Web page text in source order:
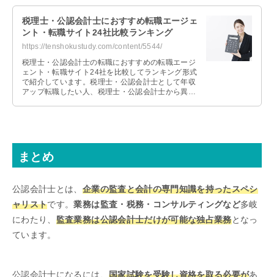
税理士・公認会計士におすすめ転職エージェ
ント・転職サイト24社比較ランキング
https://tenshokustudy.com/content/5544/
税理士・公認会計士の転職におすすめの転職エージ
ェント・転職サイト24社を比較してランキング形式
で紹介しています。税理士・公認会計士として年収
アップ転職したい人、税理士・公認会計士から異業
まとめ
公認会計士とは、 企業の監査と会計の専門知識を持ったスペシ
ャリストです。業務は監査・税務・コンサルティングなど多岐
にわたり、 監査業務は公認会計士だけが可能な独占業務となっ
ています。
公認会計士になるには、 国家試験を受験し資格を取る必要があ